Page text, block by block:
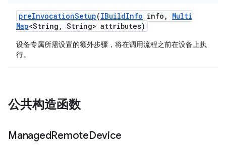
preInvocationSetup(IBuildInfo info ,
Multi
Map<String , String> attributes)
设备专属所需设置的额外步骤，将在调用流程之前在设备上执
行。
公共构造函数
ManagedRemoteDevice